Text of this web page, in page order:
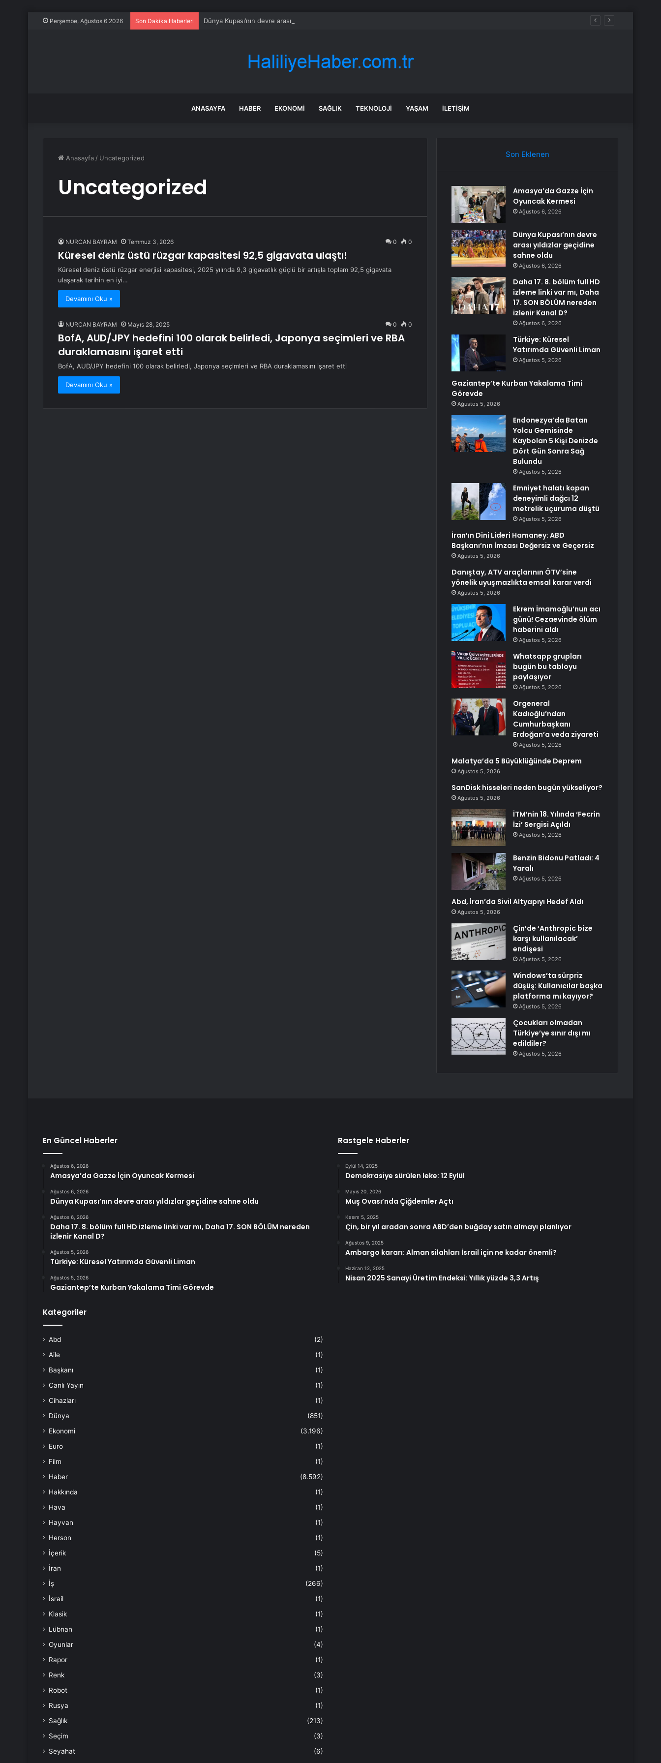
Perşembe, Ağustos 6 2026 Son Dakika Haberleri Dünya Kupası’nın devre arası yıldızlar geçidine sahne oldu
ANASAYFA HABER EKONOMI SAĞLIK TEKNOLOJI YAŞAM İLETIŞIM
Anasayfa / Uncategorized
Uncategorized
NURCAN BAYRAM Temmuz 3, 2026 0 0
Küresel deniz üstü rüzgar kapasitesi 92,5 gigavata ulaştı!
Küresel deniz üstü rüzgar enerjisi kapasitesi, 2025 yılında 9,3 gigavatlık güçlü bir artışla toplam 92,5 gigavata
ulaşarak tarihin en iyi…
Devamını Oku »
NURCAN BAYRAM Mayıs 28, 2025 0 0
BofA, AUD/JPY hedefini 100 olarak belirledi, Japonya seçimleri ve RBA
duraklamasını işaret etti
BofA, AUD/JPY hedefini 100 olarak belirledi, Japonya seçimleri ve RBA duraklamasını işaret etti
Devamını Oku »
Son Eklenen
Amasya’da Gazze İçin
Oyuncak Kermesi
Ağustos 6, 2026
Dünya Kupası’nın devre
arası yıldızlar geçidine
sahne oldu
Ağustos 6, 2026
Daha 17. 8. bölüm full HD
izleme linki var mı, Daha
17. SON BÖLÜM nereden
izlenir Kanal D?
Ağustos 6, 2026
Türkiye: Küresel
Yatırımda Güvenli Liman
Ağustos 5, 2026
Gaziantep’te Kurban Yakalama Timi
Görevde
Ağustos 5, 2026
Endonezya’da Batan
Yolcu Gemisinde
Kaybolan 5 Kişi Denizde
Dört Gün Sonra Sağ
Bulundu
Ağustos 5, 2026
Emniyet halatı kopan
deneyimli dağcı 12
metrelik uçuruma düştü
Ağustos 5, 2026
İran’ın Dini Lideri Hamaney: ABD
Başkanı’nın İmzası Değersiz ve Geçersiz
Ağustos 5, 2026
Danıştay, ATV araçlarının ÖTV’sine
yönelik uyuşmazlıkta emsal karar verdi
Ağustos 5, 2026
Ekrem İmamoğlu’nun acı
günü! Cezaevinde ölüm
haberini aldı
Ağustos 5, 2026
Whatsapp grupları
bugün bu tabloyu
paylaşıyor
Ağustos 5, 2026
Orgeneral
Kadıoğlu’ndan
Cumhurbaşkanı
Erdoğan’a veda ziyareti
Ağustos 5, 2026
Malatya’da 5 Büyüklüğünde Deprem
Ağustos 5, 2026
SanDisk hisseleri neden bugün yükseliyor?
Ağustos 5, 2026
İTM’nin 18. Yılında ‘Fecrin
İzi’ Sergisi Açıldı
Ağustos 5, 2026
Benzin Bidonu Patladı: 4
Yaralı
Ağustos 5, 2026
Abd, İran’da Sivil Altyapıyı Hedef Aldı
Ağustos 5, 2026
Çin’de ‘Anthropic bize
karşı kullanılacak’
endişesi
Ağustos 5, 2026
Windows’ta sürpriz
düşüş: Kullanıcılar başka
platforma mı kayıyor?
Ağustos 5, 2026
Çocukları olmadan
Türkiye’ye sınır dışı mı
edildiler?
Ağustos 5, 2026
En Güncel Haberler
Ağustos 6, 2026
Amasya’da Gazze İçin Oyuncak Kermesi
Ağustos 6, 2026
Dünya Kupası’nın devre arası yıldızlar geçidine sahne oldu
Ağustos 6, 2026
Daha 17. 8. bölüm full HD izleme linki var mı, Daha 17. SON BÖLÜM nereden
izlenir Kanal D?
Ağustos 5, 2026
Türkiye: Küresel Yatırımda Güvenli Liman
Ağustos 5, 2026
Gaziantep’te Kurban Yakalama Timi Görevde
Kategoriler
Abd
(2)
Aile
(1)
Başkanı
(1)
Canlı Yayın
(1)
Cihazları
(1)
Dünya
(851)
Ekonomi
(3.196)
Euro
(1)
Film
(1)
Haber
(8.592)
Hakkında
(1)
Hava
(1)
Hayvan
(1)
Herson
(1)
İçerik
(5)
İran
(1)
İş
(266)
İsrail
(1)
Klasik
(1)
Lübnan
(1)
Oyunlar
(4)
Rapor
(1)
Renk
(3)
Robot
(1)
Rusya
(1)
Sağlık
(213)
Seçim
(3)
Seyahat
(6)
Rastgele Haberler
Eylül 14, 2025
Demokrasiye sürülen leke: 12 Eylül
Mayıs 20, 2026
Muş Ovası’nda Çiğdemler Açtı
Kasım 5, 2025
Çin, bir yıl aradan sonra ABD’den buğday satın almayı planlıyor
Ağustos 9, 2025
Ambargo kararı: Alman silahları İsrail için ne kadar önemli?
Haziran 12, 2025
Nisan 2025 Sanayi Üretim Endeksi: Yıllık yüzde 3,3 Artış